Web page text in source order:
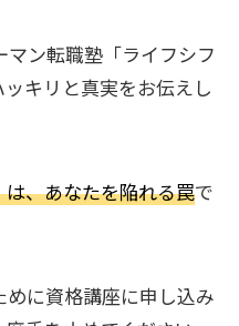
マン転職塾「ライフシフ
キリと真実をお伝えし
、あなたを陥れる罠で
に資格講座に申し込み